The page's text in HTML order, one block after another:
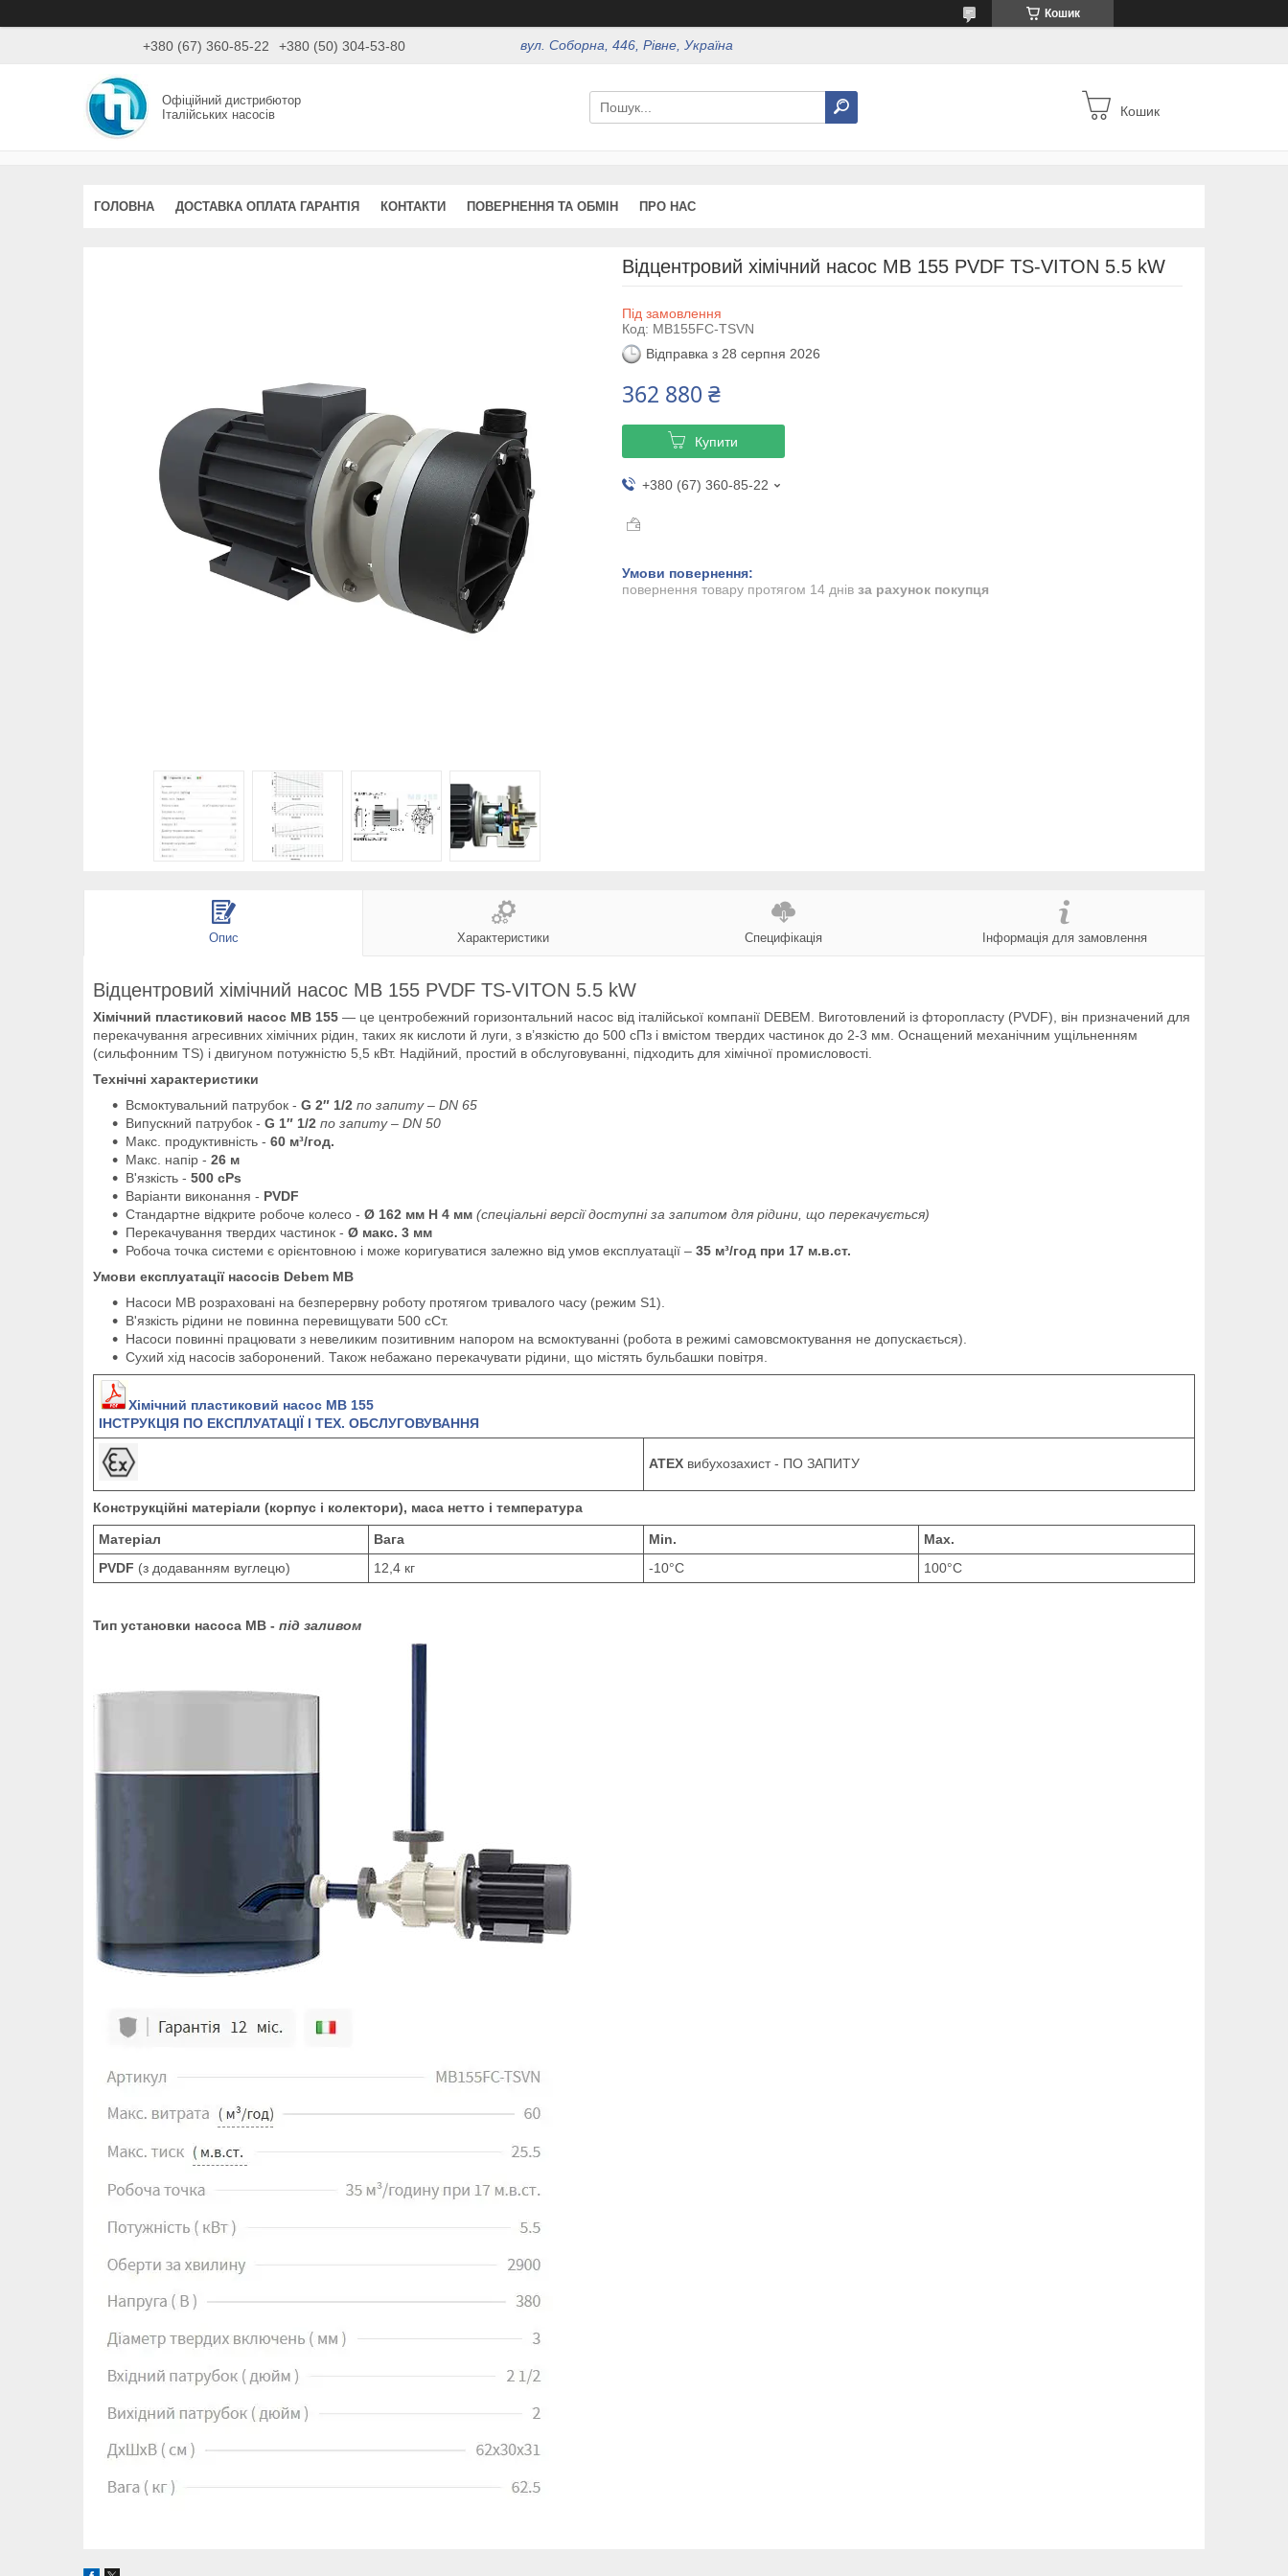
Кошик
+380 (67) 360-85-22 +380 (50) 304-53-80 вул. Соборна, 446, Рівне, Україна
Офіційний дистрибютор
Італійських насосів
Кошик
ГОЛОВНА ДОСТАВКА ОПЛАТА ГАРАНТІЯ КОНТАКТИ ПОВЕРНЕННЯ ТА ОБМІН ПРО НАС
Відцентровий хімічний насос MB 155 PVDF TS-VITON 5.5 kW
Під замовлення
Код: MB155FC-TSVN
Відправка з 28 серпня 2026
362 880 ₴
Купити
+380 (67) 360-85-22
повернення товару протягом 14 днів за рахунок покупця
Опис Характеристики Специфікація Інформація для замовлення
Відцентровий хімічний насос MB 155 PVDF TS-VITON 5.5 kW
Хімічний пластиковий насос MB 155 — це центробежний горизонтальний насос від італійської компанії DEBEM. Виготовлений із фторопласту (PVDF), він призначений для
перекачування агресивних хімічних рідин, таких як кислоти й луги, з в’язкістю до 500 сПз і вмістом твердих частинок до 2-3 мм. Оснащений механічним ущільненням
(сильфонним TS) і двигуном потужністю 5,5 кВт. Надійний, простий в обслуговуванні, підходить для хімічної промисловості.
Технічні характеристики
Всмоктувальний патрубок - G 2″ 1/2 по запиту– DN 65
Випускний патрубок - G 1″ 1/2 по запиту – DN 50
Макс. продуктивність - 60 м³/год.
Макс. напір - 26 м
В'язкість - 500 cPs
Варіанти виконання - PVDF
Стандартне відкрите робоче колесо - Ø 162 мм H 4 мм (спеціальні версії доступні за запитом для рідини, що перекачується)
Перекачування твердих частинок - Ø макс. 3 мм
Робоча точка системи є орієнтовною і може коригуватися залежно від умов експлуатації – 35 м³/год при 17 м.в.ст.
Умови експлуатації насосів Debem MB
Насоси MB розраховані на безперервну роботу протягом тривалого часу (режим S1).
В'язкість рідини не повинна перевищувати 500 сСт.
Насоси повинні працювати з невеликим позитивним напором на всмоктуванні (робота в режимі самовсмоктування не допускається).
Сухий хід насосів заборонений. Також небажано перекачувати рідини, що містять бульбашки повітря.
Хімічний пластиковий насос MB 155
ІНСТРУКЦІЯ ПО ЕКСПЛУАТАЦІЇ І ТЕХ. ОБСЛУГОВУВАННЯ
ATEX вибухозахист - ПО ЗАПИТУ
Конструкційні матеріали (корпус і колектори), маса нетто і температура
Матеріал Вага Min.
Max.
PVDF (з додаванням вуглецю) 12,4 кг -10°C 100°C
Тип установки насоса MB - під заливом